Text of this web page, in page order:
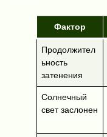
Фактор
Продолжител
ьность
затенения
Солнечный
свет заслонен